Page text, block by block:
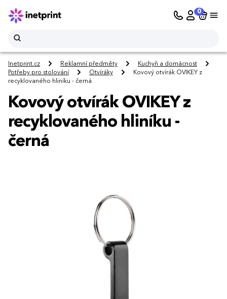
0
Inetprint.cz Reklamní předměty
Kuchyň a domácnost
Potřeby pro stolování
Otvíráky
Kovový otvírák OVIKEY z
recyklovaného hliníku - černá
Kovový otvírák OVIKEY z
recyklovaného hliníku -
černá